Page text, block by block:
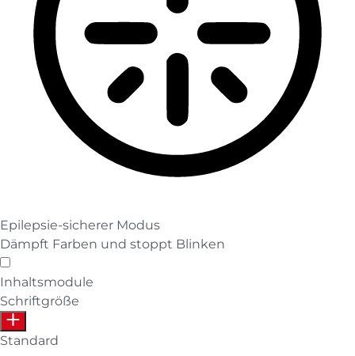
Epilepsie-sicherer Modus
Dämpft Farben und stoppt Blinken
Epilepsie-sicherer Modus
Inhaltsmodule
Schriftgröße
Standard